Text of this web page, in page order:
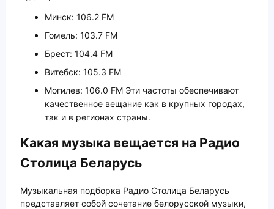
Минск: 106.2 FM
Гомель: 103.7 FM
Брест: 104.4 FM
Витебск: 105.3 FM
Могилев: 106.0 FM Эти частоты обеспечивают
качественное вещание как в крупных городах,
так и в регионах страны.
Какая музыка вещается на Радио
Столица Беларусь
Музыкальная подборка Радио Столица Беларусь
представляет собой сочетание белорусской музыки,